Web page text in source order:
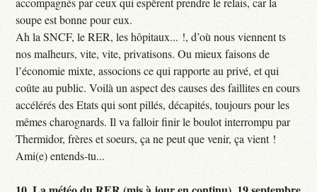
soupe est bonne pour eux.
Ah la SNCF, le RER, les hôpitaux... !, d’où nous viennent ts
nos malheurs, vite, vite, privatisons. Ou mieux faisons de
l’économie mixte, associons ce qui rapporte au privé, et qui
coûte au public. Voilà un aspect des causes des faillites en cours
accélérés des Etats qui sont pillés, décapités, toujours pour les
mêmes charognards. Il va falloir finir le boulot interrompu par
Thermidor, frères et soeurs, ça ne peut que venir, ça vient !
Ami(e) entends-tu...